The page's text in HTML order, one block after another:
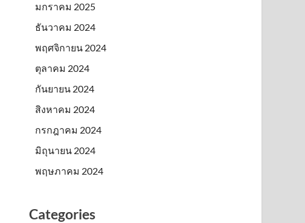
มกราคม 2025
ธันวาคม 2024
พฤศจิกายน 2024
ตุลาคม 2024
กันยายน 2024
สิงหาคม 2024
กรกฎาคม 2024
มิถุนายน 2024
พฤษภาคม 2024
Categories